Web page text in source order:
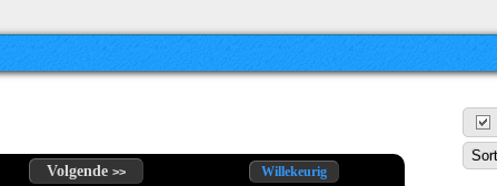
Volgende >> Willekeurig